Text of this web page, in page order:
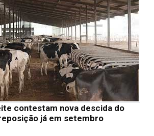
contestam nova descida do
já em setembro